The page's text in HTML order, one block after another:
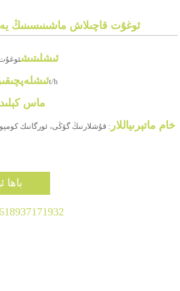
ئوغۇت قاچىلاش ماشىنىسىنىڭ
ئىشلىتىش
1-20t/h
ماس
خام ماتېرىياللار : قۇشلارنىڭ گۆڭى، ئورگانىك
باھا